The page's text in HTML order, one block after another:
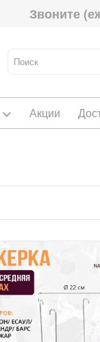
Звоните
Акции